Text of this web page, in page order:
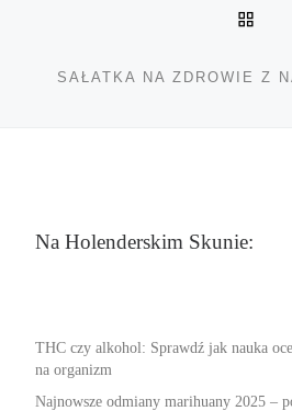
SAŁATKA NA ZDROWIE Z
Na Holenderskim Skunie:
THC czy alkohol: Sprawdź jak nauka
na organizm
Najnowsze odmiany marihuany 2025 –